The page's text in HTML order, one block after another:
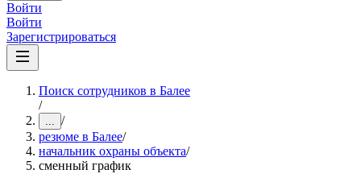
Войти
Войти
Зарегистрироваться
Поиск сотрудников в Балее
/
... /
резюме в Балее/
начальник охраны объекта/
сменный график